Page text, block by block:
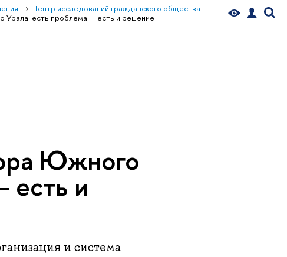
Центр исследований гражданского общества
Урала: есть проблема — есть и решение
Южного
есть и
и система